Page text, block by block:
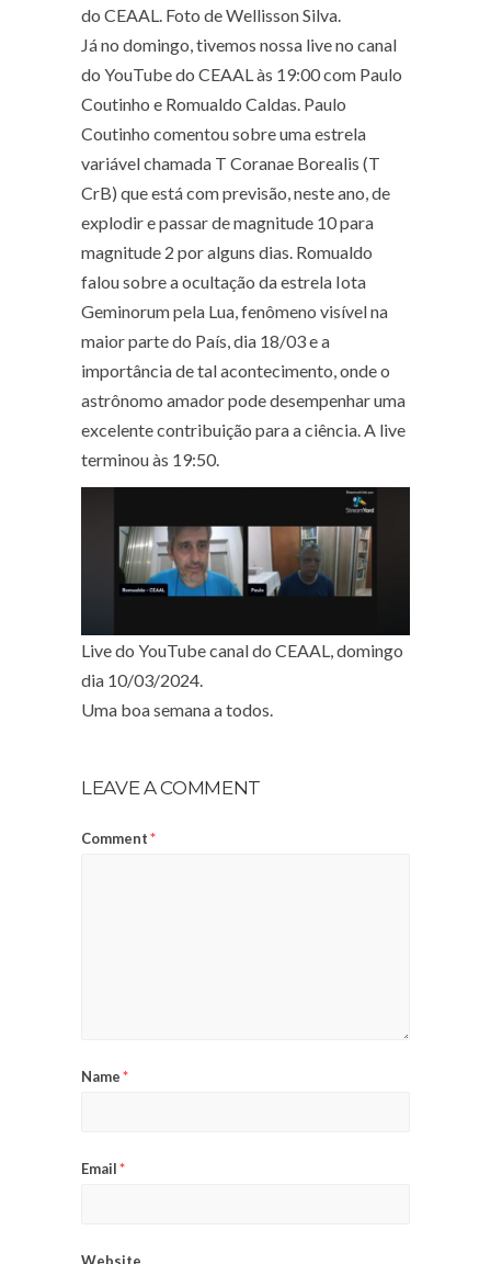
do CEAAL. Foto de Wellisson Silva.
Já no domingo, tivemos nossa live no canal
do YouTube do CEAAL às 19:00 com Paulo
Coutinho e Romualdo Caldas. Paulo
Coutinho comentou sobre uma estrela
variável chamada T Coranae Borealis (T
CrB) que está com previsão, neste ano, de
explodir e passar de magnitude 10 para
magnitude 2 por alguns dias. Romualdo
falou sobre a ocultação da estrela Iota
Geminorum pela Lua, fenômeno visível na
maior parte do País, dia 18/03 e a
importância de tal acontecimento, onde o
astrônomo amador pode desempenhar uma
excelente contribuição para a ciência. A live
terminou às 19:50.
Live do YouTube canal do CEAAL, domingo
dia 10/03/2024.
Uma boa semana a todos.
LEAVE A COMMENT
Comment*
Name*
Email*